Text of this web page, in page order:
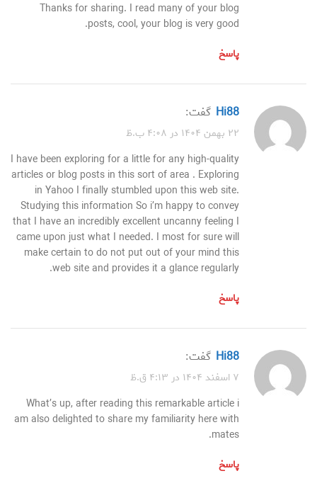
Thanks for sharing. I read many of your blog
posts, cool, your blog is very good.
پاسخ
hi88 گفت:
۲۲ بهمن ۱۴۰۴ در ۴:۰۸ ب.ظ
I have been exploring for a little for any high-quality
articles or blog posts in this sort of area . Exploring
in Yahoo I finally stumbled upon this web site.
Studying this information So i’m happy to convey
that I have an incredibly excellent uncanny feeling I
came upon just what I needed. I most for sure will
make certain to do not put out of your mind this
web site and provides it a glance regularly.
پاسخ
hi88 گفت:
۷ اسفند ۱۴۰۴ در ۴:۱۳ ق.ظ
What’s up, after reading this remarkable article i
am also delighted to share my familiarity here with
mates.
پاسخ